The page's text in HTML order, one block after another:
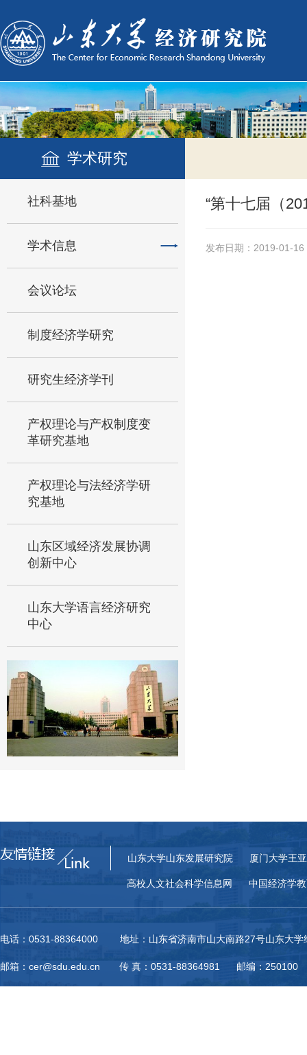
学术研究
社科基地
学术信息
会议论坛
制度经济学研究
研究生经济学刊
产权理论与产权制度变
革研究基地
产权理论与法经济学研
究基地
山东区域经济发展协调
创新中心
山东大学语言经济研究
中心
“第十七届（
发布日期：2019-01-16
山东大学山东发展研究院 厦门大学王
高校人文社会科学信息网 中国经济学
电话：0531-88364000 地址：山东省济南市山大南路27号山东大学
邮箱：cer@sdu.edu.cn 传 真：0531-88364981 邮编：250100